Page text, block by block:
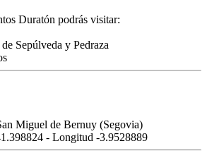
Duratón podrás visitar:
Sepúlveda y Pedraza
Miguel de Bernuy (Segovia)
- Longitud -3.9528889